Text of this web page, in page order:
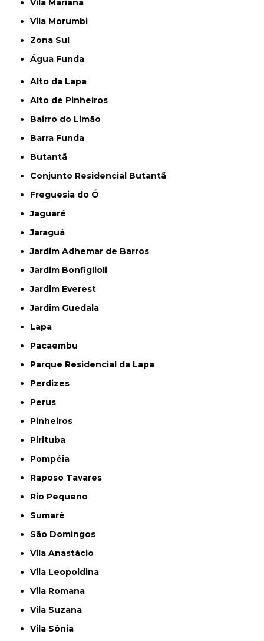
Vila Morumbi
Zona Sul
Água Funda
Alto da Lapa
Alto de Pinheiros
Bairro do Limão
Barra Funda
Butantã
Conjunto Residencial Butantã
Freguesia do Ó
Jaguaré
Jaraguá
Jardim Adhemar de Barros
Jardim Bonfiglioli
Jardim Everest
Jardim Guedala
Lapa
Pacaembu
Parque Residencial da Lapa
Perdizes
Perus
Pinheiros
Pirituba
Pompéia
Raposo Tavares
Rio Pequeno
Sumaré
São Domingos
Vila Anastácio
Vila Leopoldina
Vila Romana
Vila Suzana
Vila Sônia